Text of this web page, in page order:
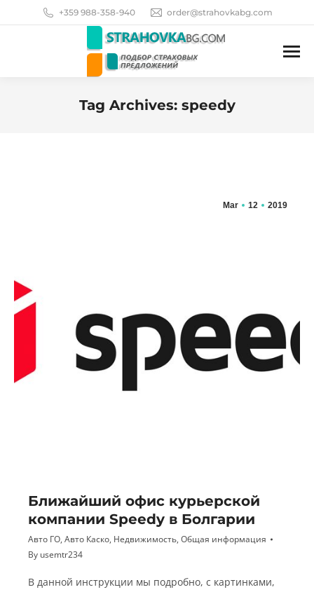
+359 988-358-940 order@strahovkabg.com
Tag Archives: speedy
Mar 12 2019
Ближайший офис курьерской
компании Speedy в Болгарии
Авто ГО, Авто Каско, Недвижимость, Общая информация
By usemtr234
В данной инструкции мы подробно, с картинками,